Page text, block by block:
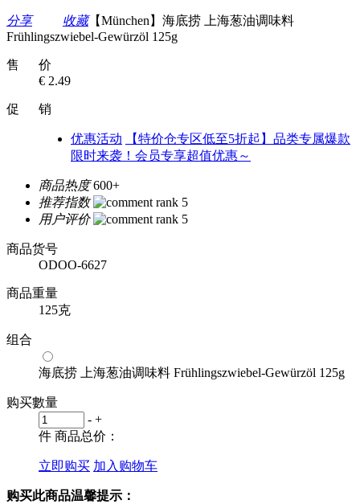
分享 收藏【München】海底捞 上海葱油调味料
Frühlingszwiebel-Gewürzöl 125g
售 价
€ 2.49
促 销
优惠活动
【特价仓专区低至5折起】品类专属爆款
限时来袭！会员专享超值优惠～
商品热度 600+
推荐指数
用户评价
商品货号
ODOO-6627
商品重量
125克
组合
海底捞 上海葱油调味料 Frühlingszwiebel-Gewürzöl 125g
购买數量
- +
件 商品总价：
立即购买 加入购物车
购买此商品温馨提示：